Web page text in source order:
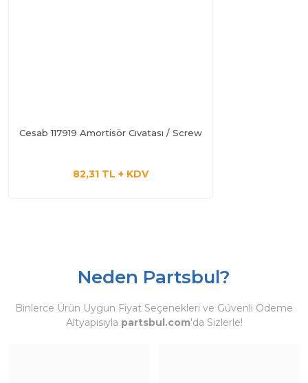
Cesab 117919 Amortisör Cıvatası / Screw
82,31 TL + KDV
Neden Partsbul?
Binlerce Ürün Uygun Fiyat Seçenekleri ve Güvenli Ödeme
Altyapısıyla partsbul.com'da Sizlerle!